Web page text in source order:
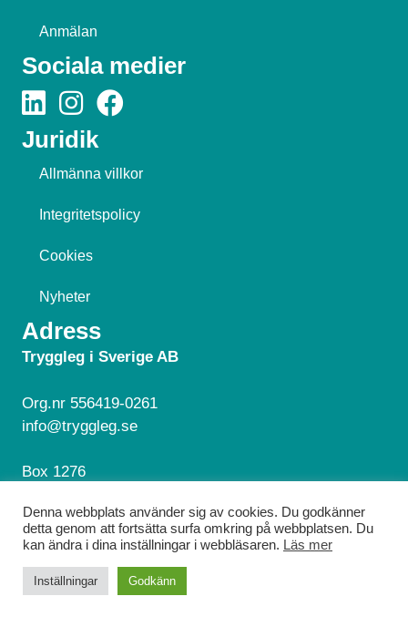
Anmälan
Sociala medier
Juridik
Allmänna villkor
Integritetspolicy
Cookies
Nyheter
Adress
Tryggleg i Sverige AB
Org.nr 556419-0261
info@tryggleg.se
Box 1276
Hör av dig!
© 2026 Tryggleg. Alla rättigheter reserverade.
Webbdesign avEMS Design Webbyrå
Denna webbplats använder sig av cookies. Du godkänner
detta genom att fortsätta surfa omkring på webbplatsen. Du
kan ändra i dina inställningar i webbläsaren. Läs mer
Inställningar Godkänn